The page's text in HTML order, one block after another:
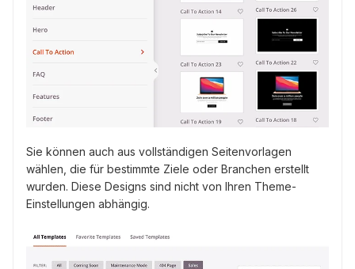
Sie können auch aus vollständigen Seitenvorlagen
wählen, die für bestimmte Ziele oder Branchen erstellt
wurden. Diese Designs sind nicht von Ihren Theme-
Einstellungen abhängig.